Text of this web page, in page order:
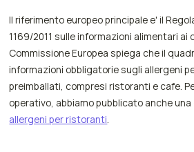
Il riferimento europeo principale e' il
1169/2011 sulle informazioni alimentari ai
Commissione Europea spiega che il
informazioni obbligatorie sugli allergeni
preimballati, compresi ristoranti e cafe.
operativo, abbiamo pubblicato anche
allergeni per ristoranti.